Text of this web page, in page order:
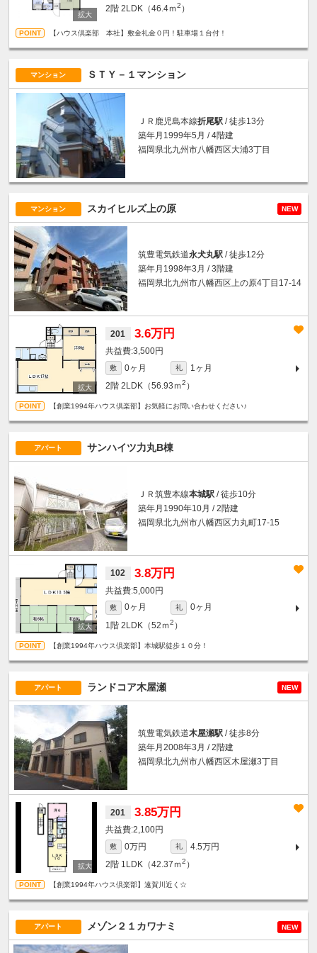
2階 2LDK（46.4ｍ2 ）
【ハウス倶楽部 本社】敷金礼金０円！駐車場１台付！
マンション ＳＴＹ－１マンション
ＪＲ鹿児島本線折尾駅 / 徒歩13分
築年月1999年5月 / 4階建
福岡県北九州市八幡西区大浦3丁目
マンション スカイヒルズ上の原 NEW
筑豊電気鉄道永犬丸駅 / 徒歩12分
築年月1998年3月 / 3階建
福岡県北九州市八幡西区上の原4丁目17-14
201 3.6万円
3,500円
敷 0ヶ月 礼
1ヶ月
2階 2LDK（56.93ｍ2 ）
【創業1994年ハウス倶楽部】お気軽にお問い合わせください♪
アパート サンハイツ力丸B棟
ＪＲ筑豊本線本城駅 / 徒歩10分
築年月1990年10月 / 2階建
福岡県北九州市八幡西区力丸町17-15
102 3.8万円
5,000円
敷 0ヶ月 礼
0ヶ月
1階 2LDK（52ｍ2 ）
【創業1994年ハウス倶楽部】本城駅徒歩１０分！
アパート ランドコア木屋瀬 NEW
筑豊電気鉄道木屋瀬駅 / 徒歩8分
築年月2008年3月 / 2階建
福岡県北九州市八幡西区木屋瀬3丁目
201 3.85万円
2,100円
敷 0万円 礼
4.5万円
2階 1LDK（42.37ｍ2 ）
【創業1994年ハウス倶楽部】遠賀川近く☆
アパート メゾン２１カワナミ NEW